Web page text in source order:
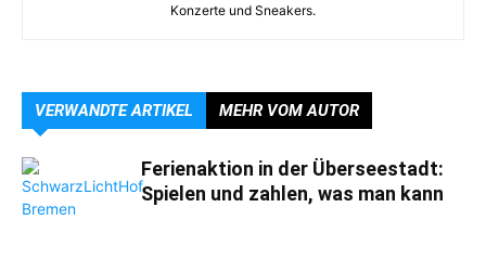
Konzerte und Sneakers.
VERWANDTE ARTIKEL MEHR VOM AUTOR
Ferienaktion in der Überseestadt:
Spielen und zahlen, was man kann